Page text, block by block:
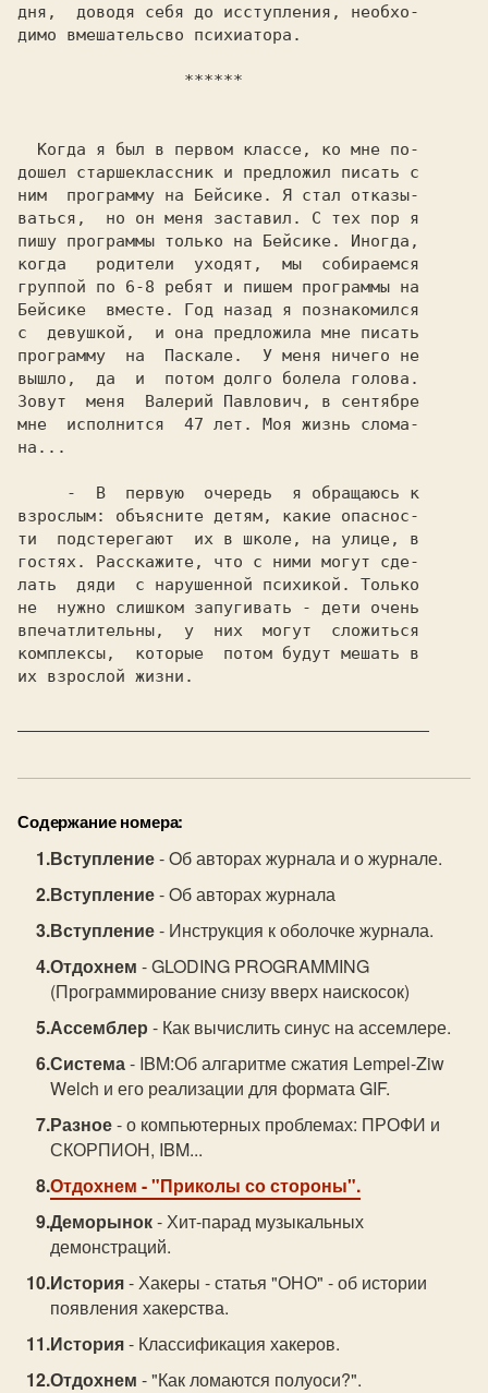
дня,  доводя себя до исступления, необхо-
димо вмешательсво психиатора.
    ******
дошел старшеклассник и предложил писать с
ним  программу на Бейсике. Я стал отказы-
ваться,  но он меня заставил. С тех пор я
пишу программы только на Бейсике. Иногда,
когда   родители  уходят,  мы  собираемся
группой по 6-8 ребят и пишем программы на
Бейсике  вместе. Год назад я познакомился
с  девушкой,  и она предложила мне писать
программу  на  Паскале.  У меня ничего не
вышло,  да  и  потом долго болела голова.
Зовут  меня  Валерий Павлович, в сентябре
мне  исполнится  47 лет. Моя жизнь слома-
на...
взрослым: объясните детям, какие опаснос-
ти  подстерегают  их в школе, на улице, в
гостях. Расскажите, что с ними могут сде-
лать  дяди  с нарушенной психикой. Только
не  нужно слишком запугивать - дети очень
впечатлительны,  у  них  могут  сложиться
комплексы,  которые  потом будут мешать в
их взрослой жизни.
Содержание номера:
Вступление- Oб авторах журнала и о журнале.
Вступление- Oб авторах журнала
Вступление- Инструкция к оболочке журнала.
Отдохнем - GLODING PROGRAMMING
(Программирование снизу вверх наискосок)
Ассемблер - Как вычислить синус на ассемлере.
Система- IBM:Об алгаритме сжатия Lempel-Ziw
Welch и его реализации для формата GIF.
Разное- о компьютерных проблемах: ПРОФИ и
СКОРПИОН, IBM...
Отдохнем - "Приколы со стороны".
Деморынок- Хит-парад музыкальных
демонстраций.
История- Хакеры - статья "ОНО" - об истории
появления хакерства.
История- Классификация хакеров.
Отдохнем - "Как ломаются полуоси?".